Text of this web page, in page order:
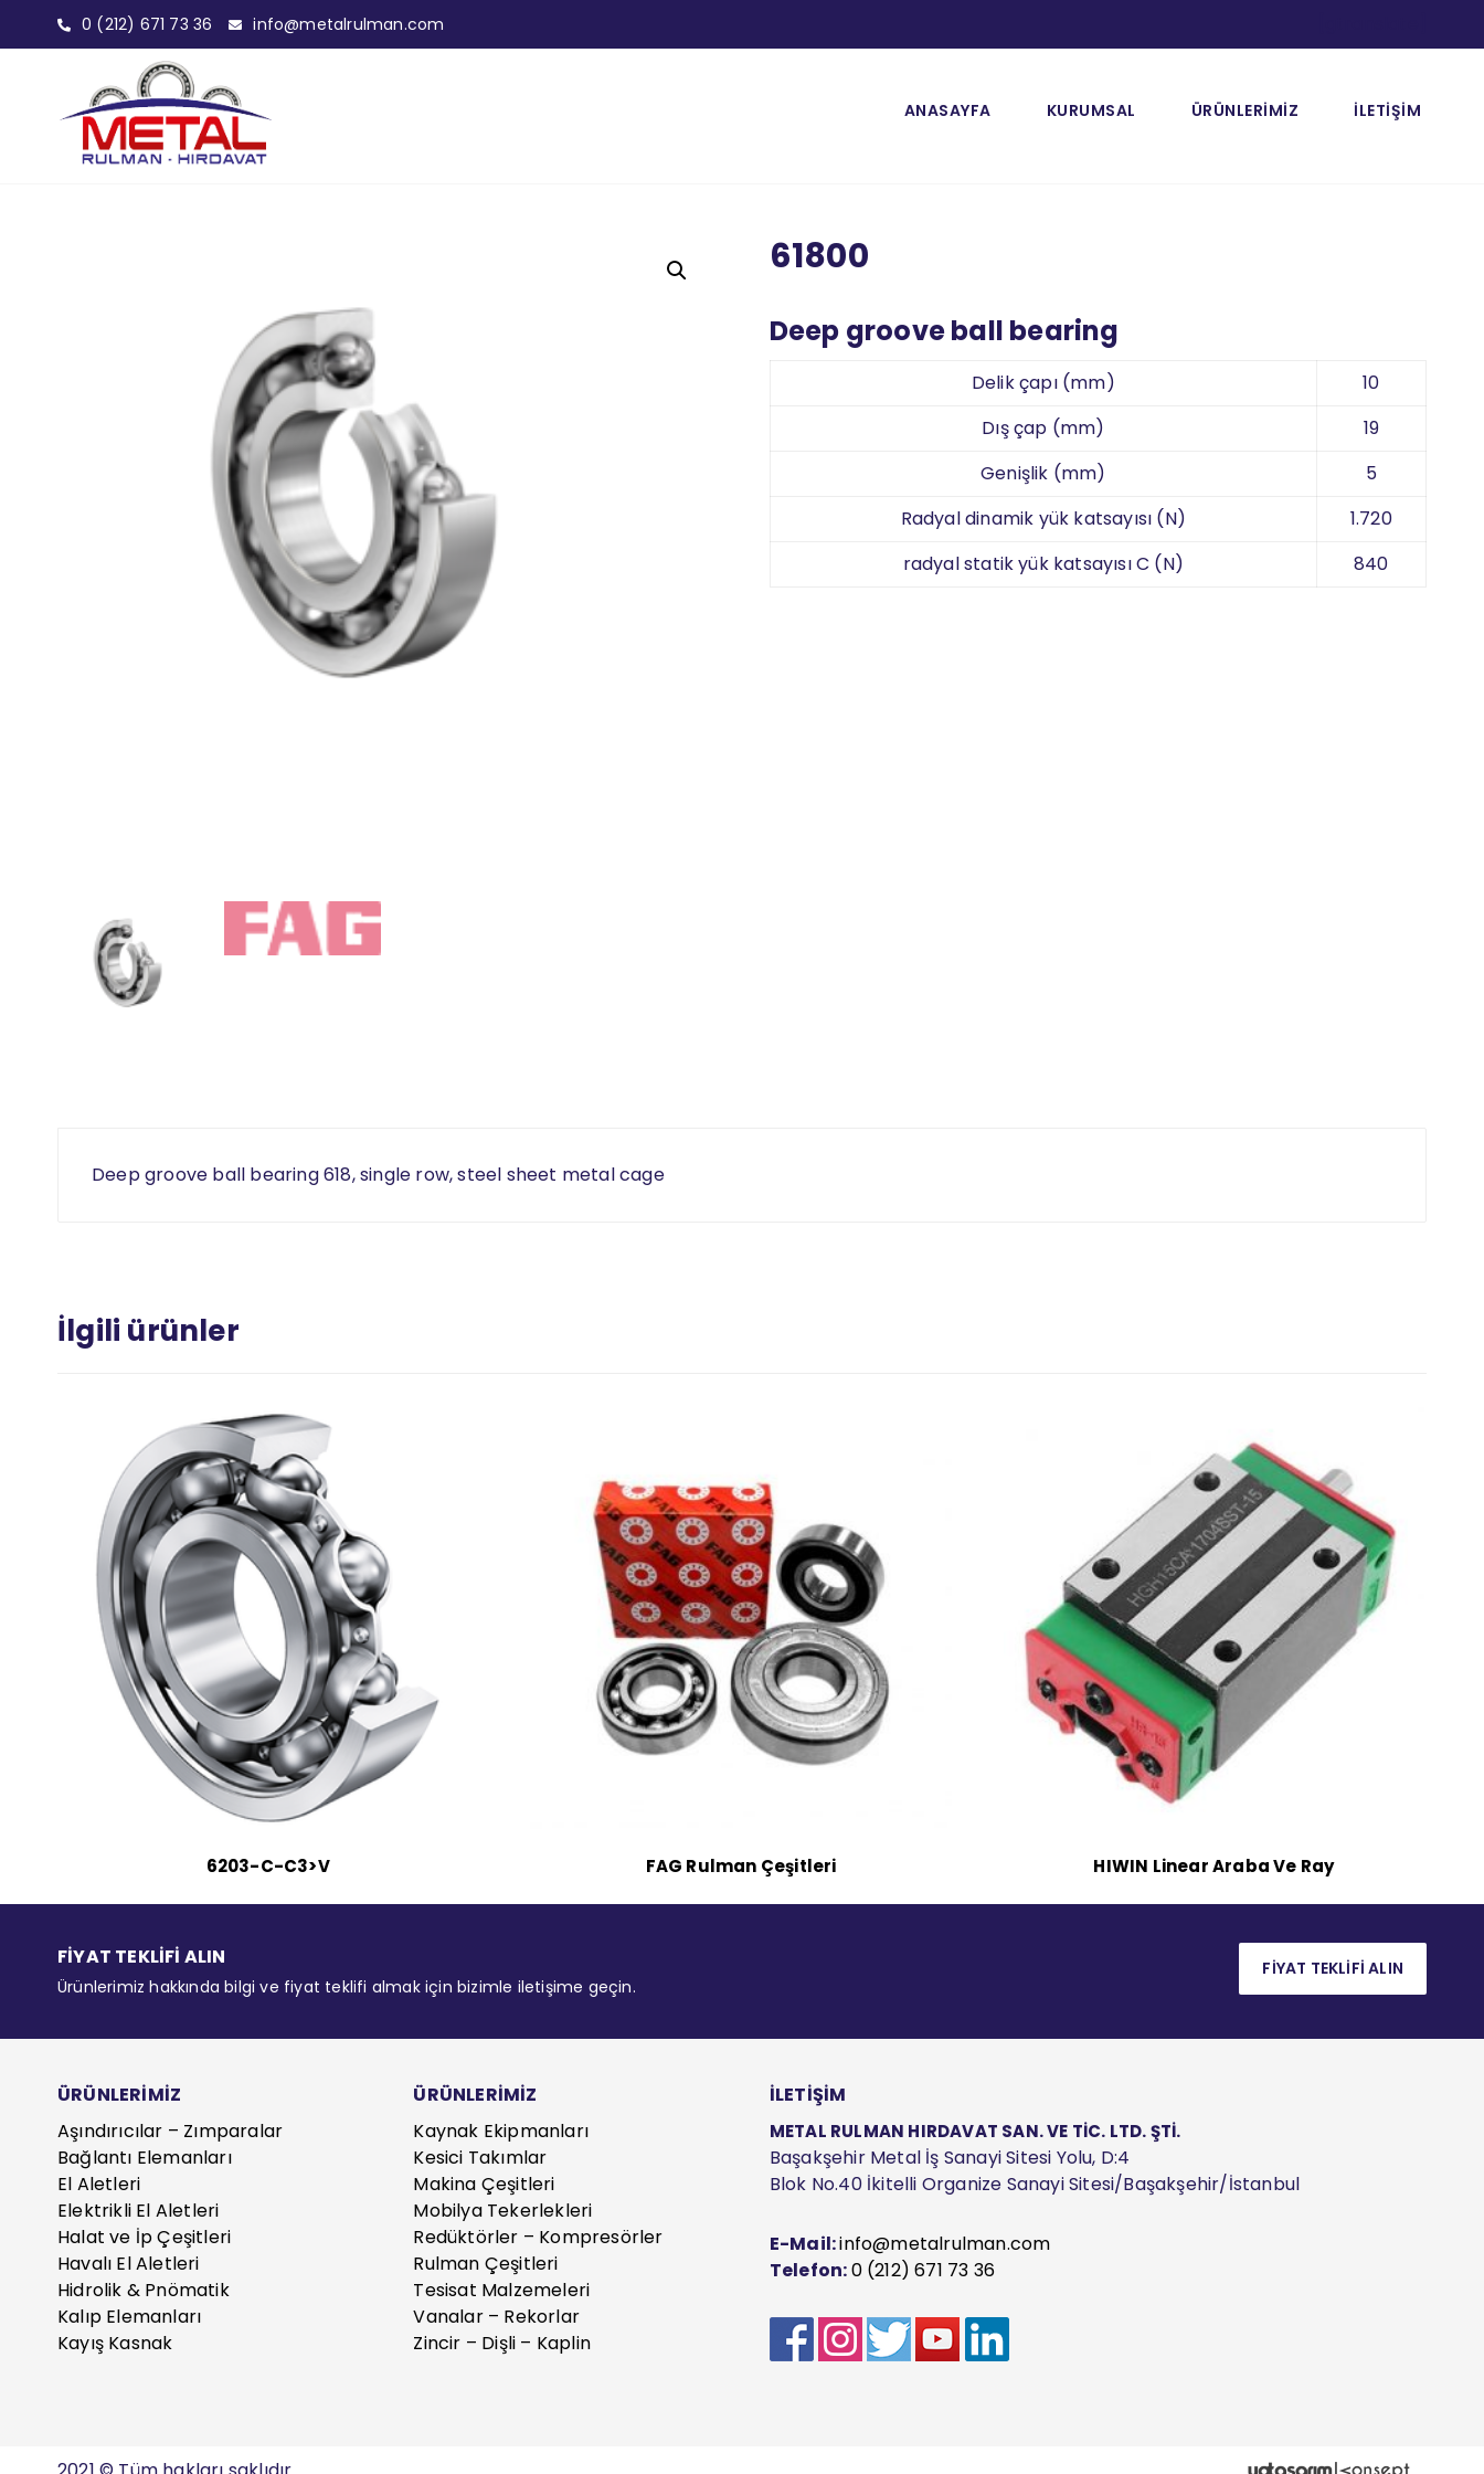
0 (212) 671 73 36 info@metalrulman.com
ANASAYFA KURUMSAL ÜRÜNLERİMİZ İLETİŞİM
61800
Deep groove ball bearing
Delik çapı (mm)
10
Dış çap (mm)
19
Genişlik (mm)
5
Radyal dinamik yük katsayısı (N)
1.720
radyal statik yük katsayısı C (N)
840
Deep groove ball bearing 618, single row, steel sheet metal cage
İlgili ürünler
6203-C-C3>V FAG Rulman Çeşitleri HIWIN Linear Araba Ve Ray
FİYAT TEKLİFİ ALIN
Ürünlerimiz hakkında bilgi ve fiyat teklifi almak için bizimle iletişime geçin.
FİYAT TEKLİFİ ALIN
ÜRÜNLERİMİZ
Aşındırıcılar – Zımparalar
Bağlantı Elemanları
El Aletleri
Elektrikli El Aletleri
Halat ve İp Çeşitleri
Havalı El Aletleri
Hidrolik & Pnömatik
Kalıp Elemanları
Kayış Kasnak
ÜRÜNLERİMİZ
Kaynak Ekipmanları
Kesici Takımlar
Makina Çeşitleri
Mobilya Tekerlekleri
Redüktörler – Kompresörler
Rulman Çeşitleri
Tesisat Malzemeleri
Vanalar – Rekorlar
Zincir – Dişli – Kaplin
İLETİŞİM
METAL RULMAN HIRDAVAT SAN. VE TİC. LTD. ŞTİ.
Başakşehir Metal İş Sanayi Sitesi Yolu, D:4
Blok No.40 İkitelli Organize Sanayi Sitesi/Başakşehir/İstanbul
E-Mail:info@metalrulman.com
Telefon:0 (212) 671 73 36